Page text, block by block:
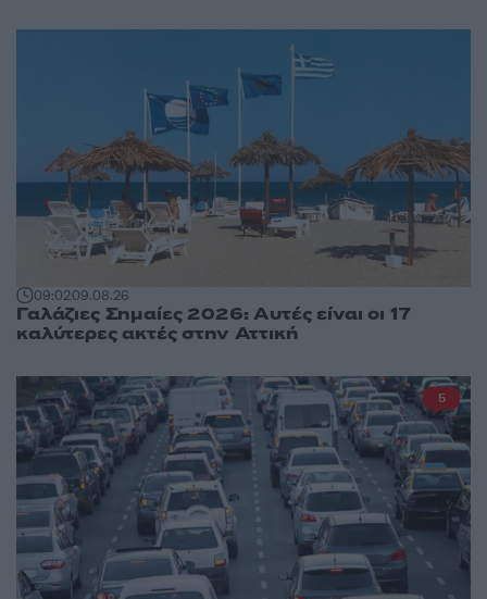
09:0209.08.26
Γαλάζιες Σημαίες 2026: Αυτές είναι οι 17
καλύτερες ακτές στην Αττική
5